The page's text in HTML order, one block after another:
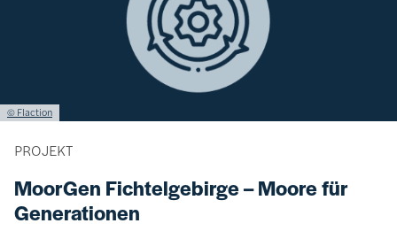
Lizenzinformationen einschließlich Urheberrecht
© Flaction
PROJEKT
MoorGen Fichtelgebirge – Moore für
Generationen